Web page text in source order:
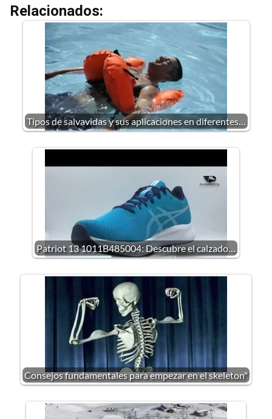
Relacionados:
Tipos de salvavidas y sus aplicaciones en diferentes…
Patriot 13 1011B485004: Descubre el calzado…
Consejos fundamentales para empezar en el skeleton"